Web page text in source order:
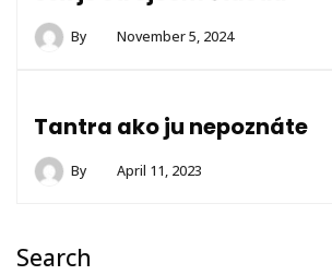
By November 5, 2024
Tantra ako ju nepoznáte
By April 11, 2023
Search